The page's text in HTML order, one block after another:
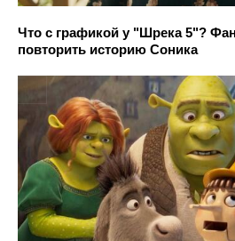
Что с графикой у "Шрека 5"?
повторить историю Соника